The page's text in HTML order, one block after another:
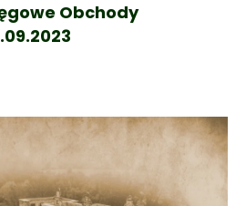
Obchody